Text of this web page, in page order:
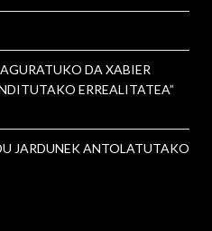
DA XABIER
ERREALITATEA”
JARDUNEK ANTOLATUTAKO